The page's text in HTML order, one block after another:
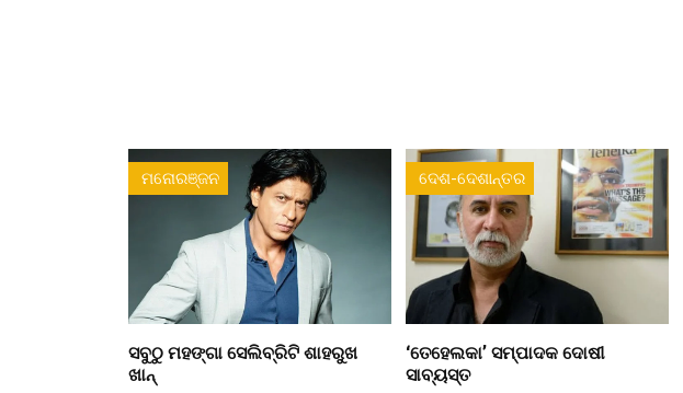
ମନୋରଞ୍ଜନ
ସବୁଠୁ ମହଙ୍ଗା ସେଲିବ୍ରିଟି ଶାହରୁଖ
ଖାନ୍
ଦେଶ-ଦେଶାନ୍ତର
‘ତେହେଲକା’ ସମ୍ପାଦକ ଦୋଷୀ
ସାବ୍ୟସ୍ତ